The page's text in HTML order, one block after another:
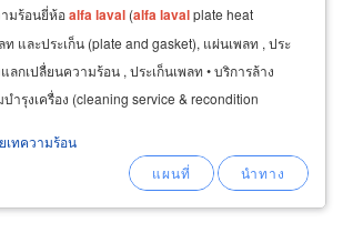
ามร้อนยี่ห้อalfa laval (alfa lavalplate heat
และประเก็น (plate and gasket), แผ่นเพลท , ประ
ลกเปลื่ยนความร้อน , ประเก็นเพลท • บริการล้าง
ำรุงเครื่อง (cleaning service & recondition
เทความร้อน